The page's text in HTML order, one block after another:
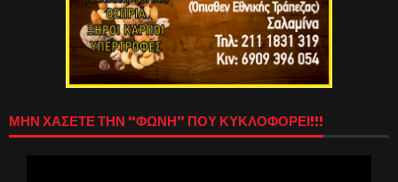
ΜΗΝ ΧΑΣΕΤΕ ΤΗΝ “ΦΩΝΗ” ΠΟΥ ΚΥΚΛΟΦΟΡΕΙ!!!